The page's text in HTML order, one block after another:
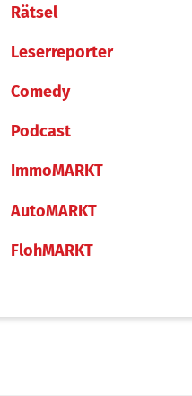
Rätsel
Leserreporter
Comedy
Podcast
ImmoMARKT
AutoMARKT
FlohMARKT